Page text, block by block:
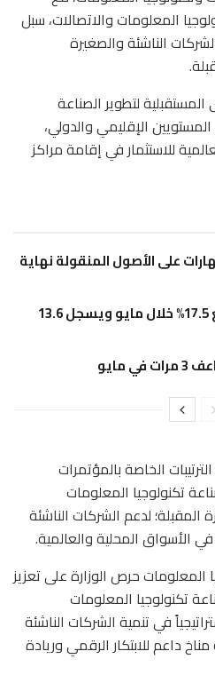
المعلومات والاتصالات، سبل
الناشئة والصغيرة
لتطوير الصناعة
الإقليمي والدولي،
للاستثمار في إقامة مراكز
على الأصول المنقولة نهاية
نشاط التأجير التمويلي يرتفع 17.5% خلال مايو ويسجل 13.6
الخاصة بالمؤتمرات
تكنولوجيا المعلومات
المقبلة؛ لدعم الشركات الناشئة
الأسواق المحلية والعالمية.
المعلومات حرص الوزارة على تعزيز
تكنولوجيا المعلومات
في تنمية الشركات الناشئة
داعم للابتكار الرقمي وريادة